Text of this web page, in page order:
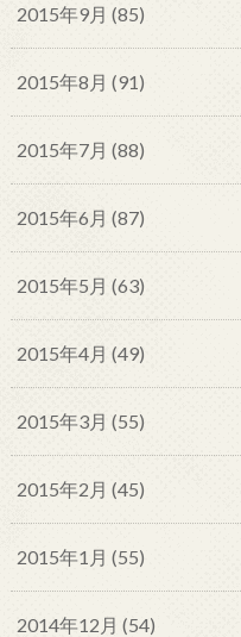
2015年9月 (85)
2015年8月 (91)
2015年7月 (88)
2015年6月 (87)
2015年5月 (63)
2015年4月 (49)
2015年3月 (55)
2015年2月 (45)
2015年1月 (55)
2014年12月 (54)